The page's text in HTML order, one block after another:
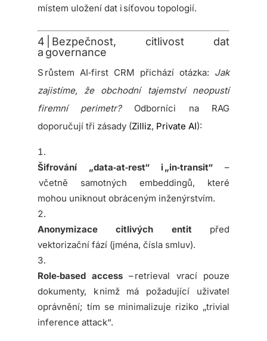
místem uložení dat i síťovou topologií.
4 | Bezpečnost, citlivost dat
a governance
S růstem AI‑first CRM přichází otázka: Jak
zajistíme, že obchodní tajemství neopustí
firemní perimetr?Odborníci na RAG
doporučují tři zásady (Zilliz, Private AI):
Šifrování „data‑at‑rest“ i „in‑transit“ –
včetně samotných embeddingů, které
mohou uniknout obráceným inženýrstvím.
Anonymizace citlivých entitpřed
vektorizační fází (jména, čísla smluv).
Role‑based access – retrieval vrací pouze
dokumenty, k nimž má požadující uživatel
oprávnění; tím se minimalizuje riziko „trivial
inference attack“.